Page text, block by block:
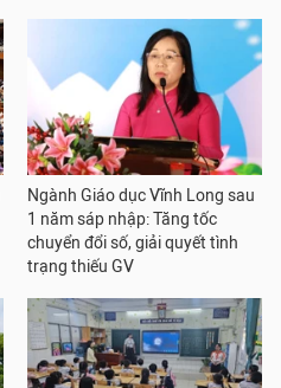
Ngành Giáo dục Vĩnh Long sau
1 năm sáp nhập: Tăng tốc
chuyển đổi số, giải quyết tình
trạng thiếu GV